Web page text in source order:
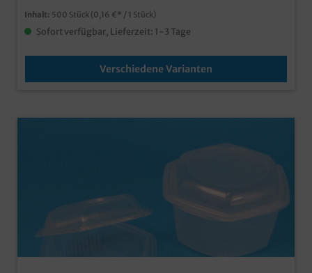
Inhalt: 500 Stück (0,16 €* / 1 Stück)
Sofort verfügbar, Lieferzeit: 1-3 Tage
Verschiedene Varianten